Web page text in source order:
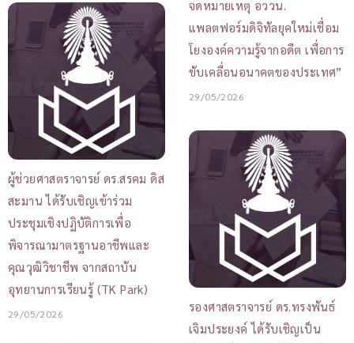
จดหมายเหตุ อววน.
แพลตฟอร์มดิจิทัลยุคใหม่เชื่อม
โยงองค์ความรู้จากอดีต เพื่อการ
ขับเคลื่อนอนาคตของประเทศ”
29/05/2026
ผู้ช่วยศาสตราจารย์ ดร.สรคม ดิส
สะมาน ได้รับเชิญเข้าร่วม
ประชุมเชิงปฏิบัติการเพื่อ
พิจารณามาตรฐานอาชีพและ
คุณวุฒิวิชาชีพ จากสถาบัน
อุทยานการเรียนรู้ (TK Park)
29/05/2026
รองศาสตราจารย์ ดร.ทรงพันธ์
เจิมประยงค์ ได้รับเชิญเป็น